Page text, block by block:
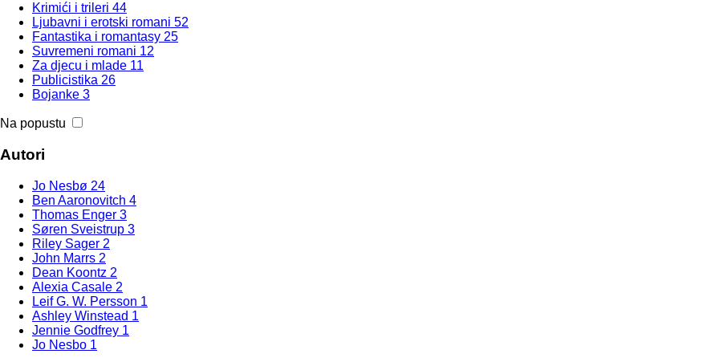
Krimići i trileri 44
Ljubavni i erotski romani 52
Fantastika i romantasy 25
Suvremeni romani 12
Za djecu i mlade 11
Publicistika 26
Bojanke 3
Na popustu
Autori
Jo Nesbø 24
Ben Aaronovitch 4
Thomas Enger 3
Søren Sveistrup 3
Riley Sager 2
John Marrs 2
Dean Koontz 2
Alexia Casale 2
Leif G. W. Persson 1
Ashley Winstead 1
Jennie Godfrey 1
Jo Nesbo 1